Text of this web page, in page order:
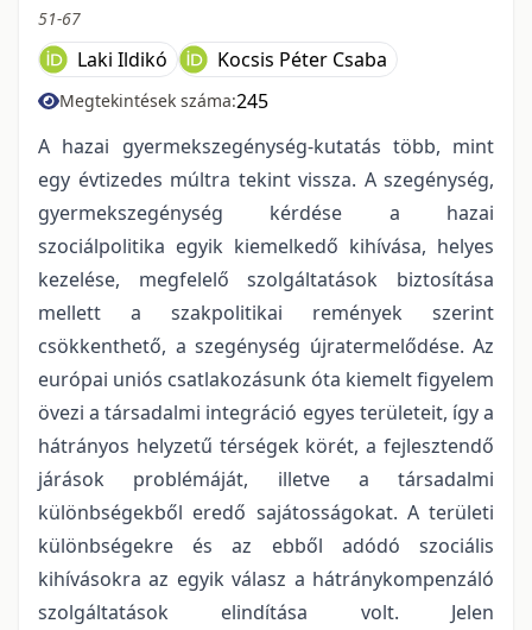
51-67
Laki Ildikó Kocsis Péter Csaba
Megtekintések száma:245
A hazai gyermekszegénység-kutatás több, mint
egy évtizedes múltra tekint vissza. A szegénység,
gyermekszegénység kérdése a hazai
szociálpolitika egyik kiemelkedő kihívása, helyes
kezelése, megfelelő szolgáltatások biztosítása
mellett a szakpolitikai remények szerint
csökkenthető, a szegénység újratermelődése. Az
európai uniós csatlakozásunk óta kiemelt figyelem
övezi a társadalmi integráció egyes területeit, így a
hátrányos helyzetű térségek körét, a fejlesztendő
járások problémáját, illetve a társadalmi
különbségekből eredő sajátosságokat. A területi
különbségekre és az ebből adódó szociális
kihívásokra az egyik válasz a hátránykompenzáló
szolgáltatások elindítása volt. Jelen